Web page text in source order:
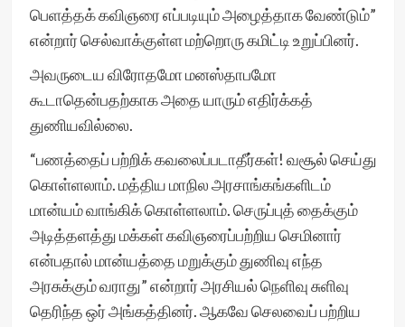
பெளத்தக் கவிஞரை எப்படியும் அழைத்தாக வேண்டும்”
என்றார் செல்வாக்குள்ள மற்றொரு கமிட்டி உறுப்பினர்.
அவருடைய விரோதமோ மனஸ்தாபமோ
கூடாதென்பதற்காக அதை யாரும் எதிர்க்கத்
துணியவில்லை.
“பணத்தைப் பற்றிக் கவலைப்படாதீர்கள்! வசூல் செய்து
கொள்ளலாம். மத்திய மாநில அரசாங்கங்களிடம்
மான்யம் வாங்கிக் கொள்ளலாம். செருப்புத் தைக்கும்
அடித்தளத்து மக்கள் கவிஞரைப்பற்றிய செமினார்
என்பதால் மான்யத்தை மறுக்கும் துணிவு எந்த
அரசுக்கும் வராது” என்றார் அரசியல் நெளிவு சுளிவு
தெரிந்த ஒர் அங்கத்தினர். ஆகவே செலவைப் பற்றிய